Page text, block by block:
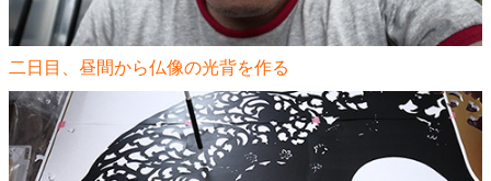
二日目、昼間から仏像の光背を作る